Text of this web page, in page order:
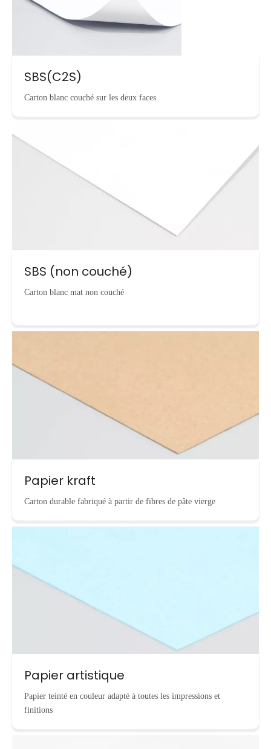
SBS(C2S)
Carton blanc couché sur les deux faces
SBS (non couché)
Carton blanc mat non couché
Papier kraft
Carton durable fabriqué à partir de fibres de pâte vierge
Papier artistique
Papier teinté en couleur adapté à toutes les impressions et
finitions